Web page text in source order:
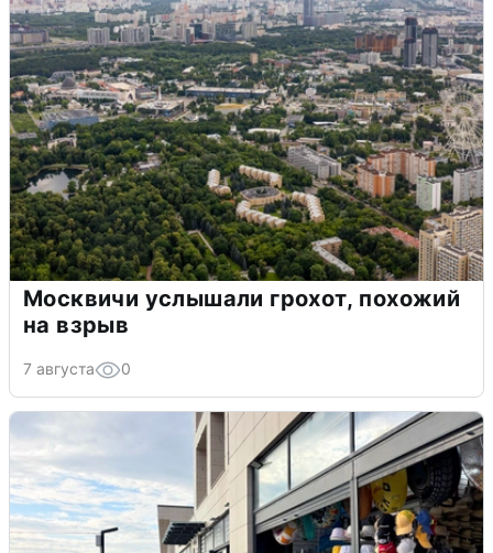
Москвичи услышали грохот, похожий
на взрыв
7 августа 0